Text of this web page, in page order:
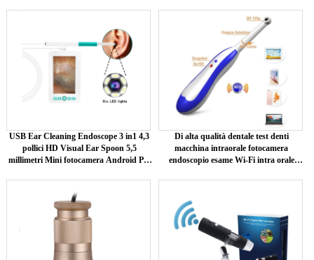
USB Ear Cleaning Endoscope 3 in1 4,3
pollici HD Visual Ear Spoon 5,5
millimetri Mini fotocamera Android PC
Di alta qualità dentale test denti
macchina intraorale fotocamera
endoscopio esame Wi-Fi intra orale